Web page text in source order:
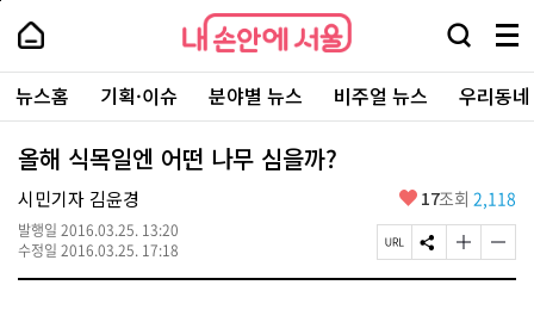
본
로
가
내
손
안
에
서
울
-
서
울
시
대
표
소
내
손
에
울
검
창
열
기
메
뉴
전
체
보
주
요
서
뉴스홈 기획·이슈 분야별 뉴스 비주얼 뉴스 우리동
올해 식목일엔 어떤 나무 심을까?
시민기자 김윤경
발행일 2016.03.25. 13:20
수정일 2016.03.25. 17:18
좋
요
17조회 2,118
페
이
S
N
글
자
글
자
페
상
단
로